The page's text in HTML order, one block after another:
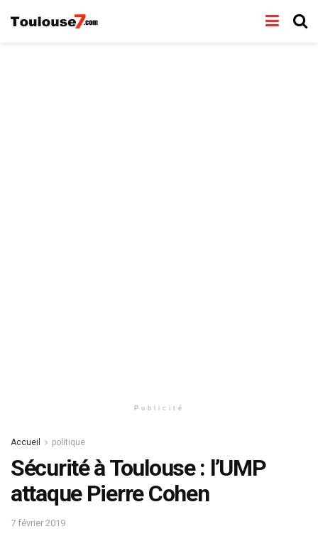
Publicité
Accueil politique
Sécurité à Toulouse : l’UMP
attaque Pierre Cohen
7 février 2019